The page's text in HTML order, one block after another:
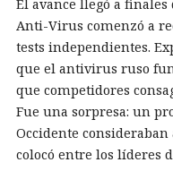
El avance llegó a
Anti-Virus comenzó a
tests independientes.
que el antivirus ruso
que competidores
Fue una sorpresa: un
Occidente
colocó entre los líderes